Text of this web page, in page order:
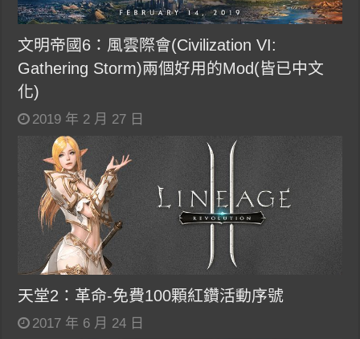
文明帝國6：風雲際會(Civilization VI:
Gathering Storm)兩個好用的Mod(皆已中文
化)
2019 年 2 月 27 日
天堂2：革命-免費100顆紅鑽活動序號
2017 年 6 月 24 日